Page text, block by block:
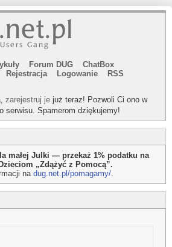
Forum DUG
ChatBox
Rejestracja Logowanie
RSS
zarejestruj je już teraz! Pozwoli Ci ono w
serwisu. Spamerom dziękujemy!
małej Julki — przekaż 1% podatku na
„Zdążyć z Pomocą”.
na dug.net.pl/pomagamy/.